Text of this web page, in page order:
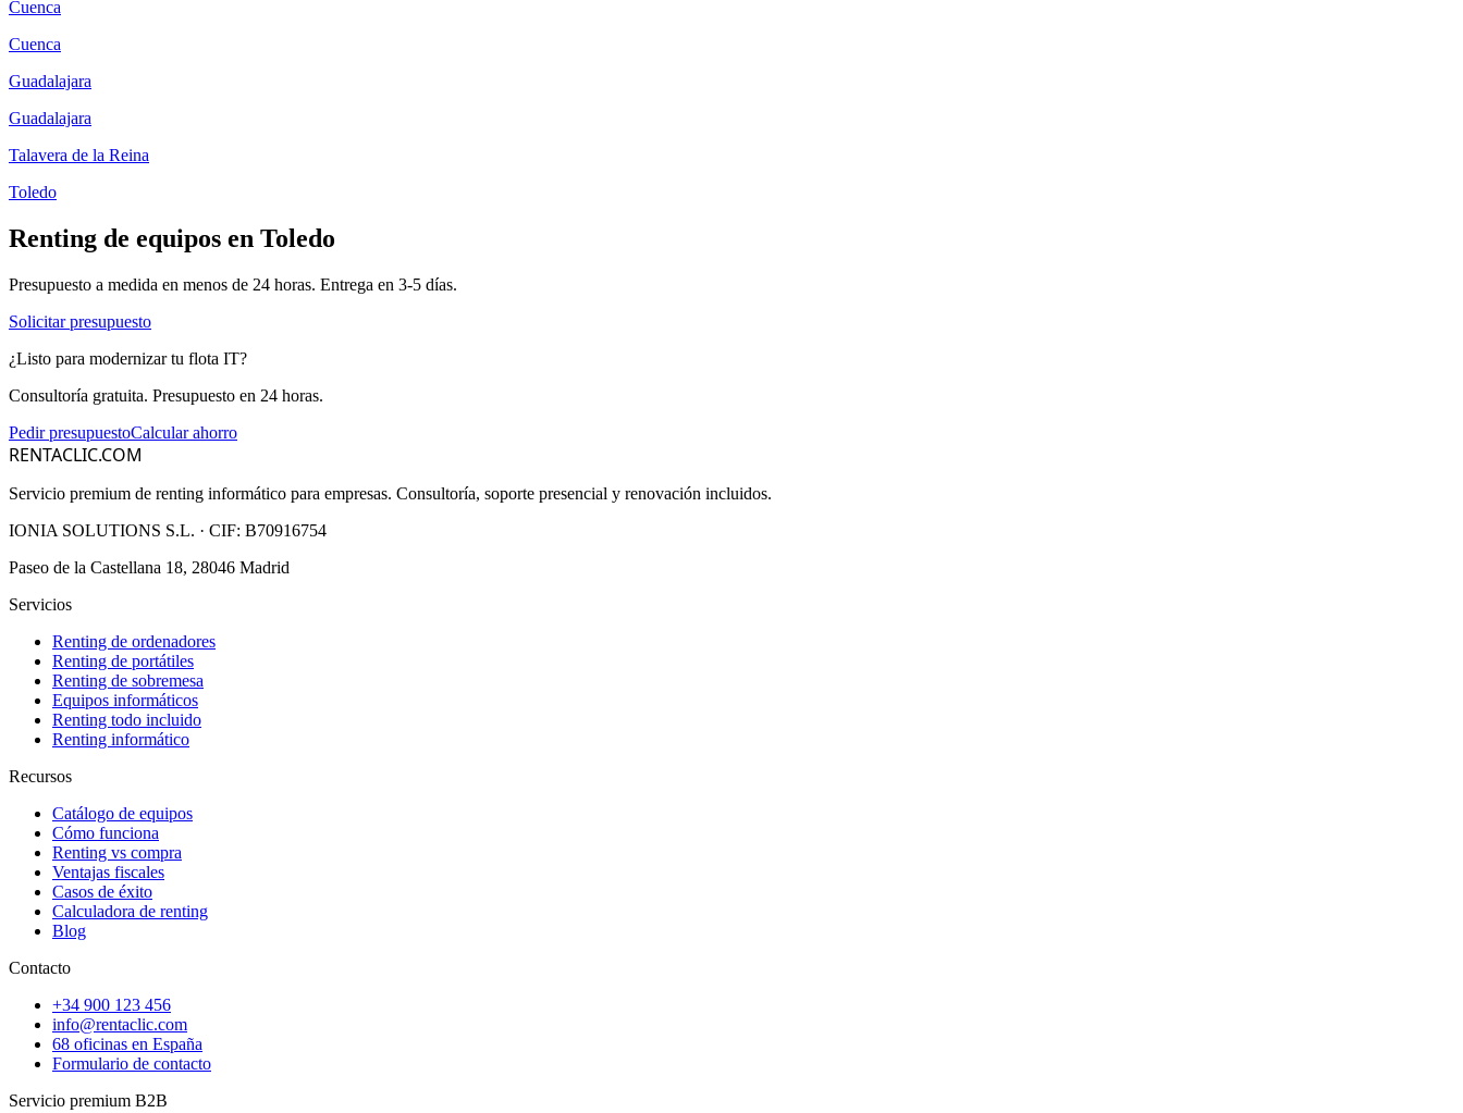
Cuenca
Cuenca
Guadalajara
Guadalajara
Talavera de la Reina
Toledo
Renting de equipos en Toledo
Presupuesto a medida en menos de 24 horas. Entrega en 3-5 días.
Solicitar presupuesto
¿Listo para modernizar tu flota IT?
Consultoría gratuita. Presupuesto en 24 horas.
Pedir presupuestoCalcular ahorro
RENTACLIC.COM
Servicio premium de renting informático para empresas. Consultoría, soporte presencial y renovación incluidos.
IONIA SOLUTIONS S.L. · CIF: B70916754
Paseo de la Castellana 18, 28046 Madrid
Servicios
Renting de ordenadores
Renting de portátiles
Renting de sobremesa
Equipos informáticos
Renting todo incluido
Renting informático
Recursos
Catálogo de equipos
Cómo funciona
Renting vs compra
Ventajas fiscales
Casos de éxito
Calculadora de renting
Blog
Contacto
+34 900 123 456
info@rentaclic.com
68 oficinas en España
Formulario de contacto
Servicio premium B2B